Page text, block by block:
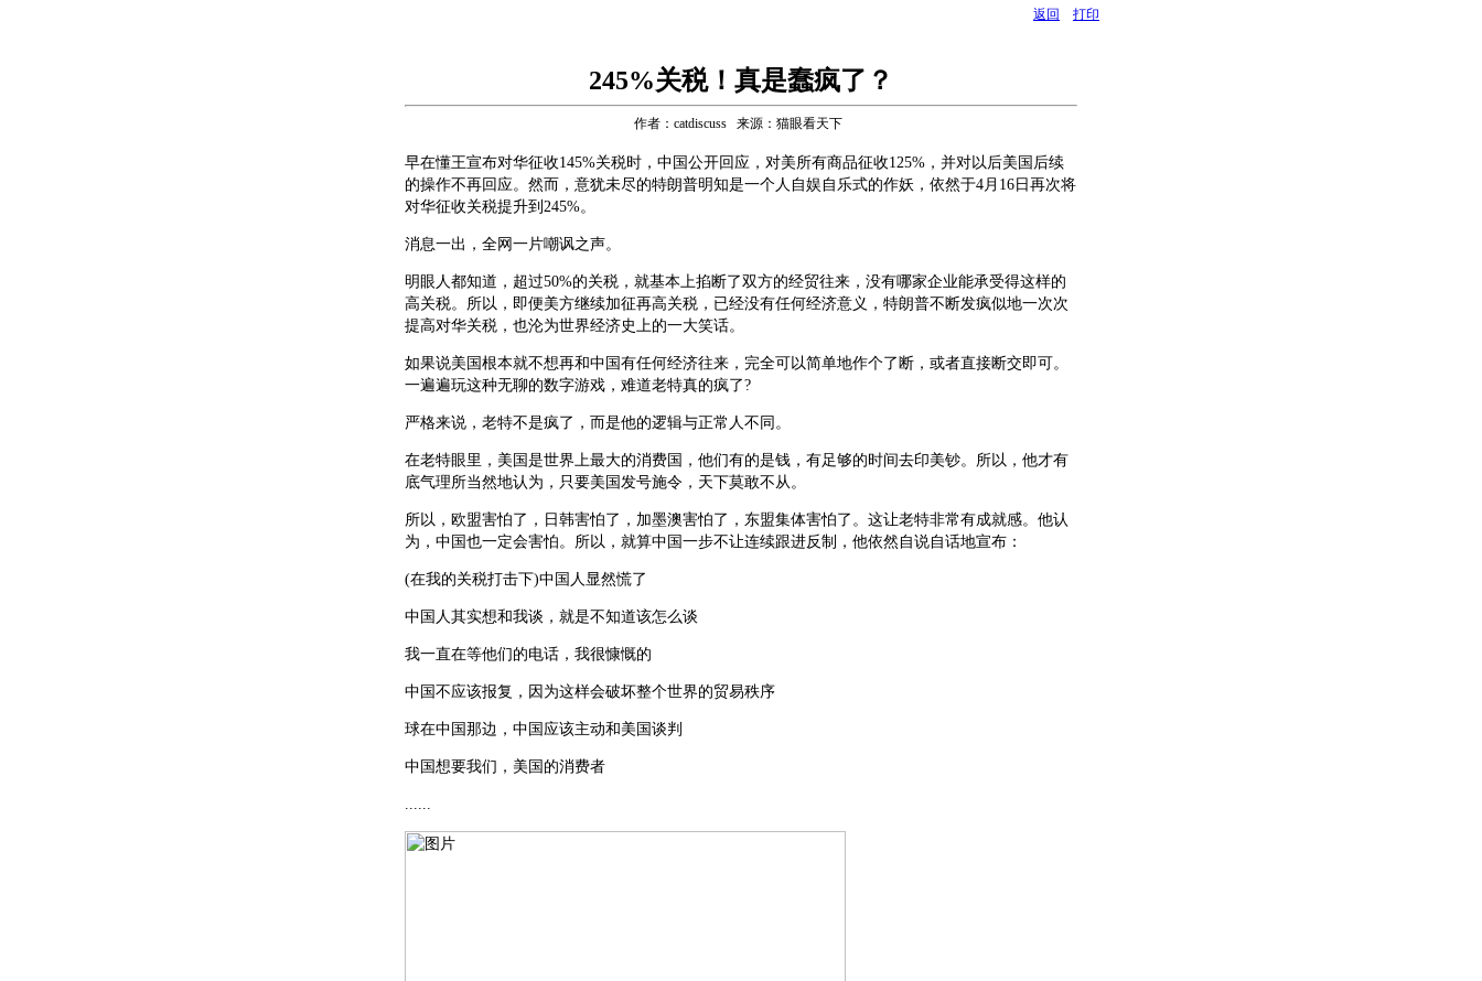
返回 打印
245%关税！真是蠢疯了？
作者：catdiscuss 来源：猫眼看天下
早在懂王宣布对华征收145%关税时，中国公开回应，对美所有商品征收125%，并对以后美国后续
的操作不再回应。然而，意犹未尽的特朗普明知是一个人自娱自乐式的作妖，依然于4月16日再次将
对华征收关税提升到245%。
消息一出，全网一片嘲讽之声。
明眼人都知道，超过50%的关税，就基本上掐断了双方的经贸往来，没有哪家企业能承受得这样的
高关税。所以，即便美方继续加征再高关税，已经没有任何经济意义，特朗普不断发疯似地一次次
提高对华关税，也沦为世界经济史上的一大笑话。
如果说美国根本就不想再和中国有任何经济往来，完全可以简单地作个了断，或者直接断交即可。
一遍遍玩这种无聊的数字游戏，难道老特真的疯了?
严格来说，老特不是疯了，而是他的逻辑与正常人不同。
在老特眼里，美国是世界上最大的消费国，他们有的是钱，有足够的时间去印美钞。所以，他才有
底气理所当然地认为，只要美国发号施令，天下莫敢不从。
所以，欧盟害怕了，日韩害怕了，加墨澳害怕了，东盟集体害怕了。这让老特非常有成就感。他认
为，中国也一定会害怕。所以，就算中国一步不让连续跟进反制，他依然自说自话地宣布：
(在我的关税打击下)中国人显然慌了
中国人其实想和我谈，就是不知道该怎么谈
我一直在等他们的电话，我很慷慨的
中国不应该报复，因为这样会破坏整个世界的贸易秩序
球在中国那边，中国应该主动和美国谈判
中国想要我们，美国的消费者
......